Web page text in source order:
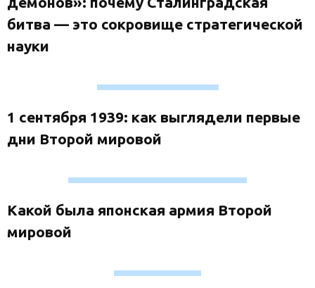
битва — это сокровище стратегической
науки
1 сентября 1939: как выглядели первые
дни Второй мировой
Какой была японская армия Второй
мировой